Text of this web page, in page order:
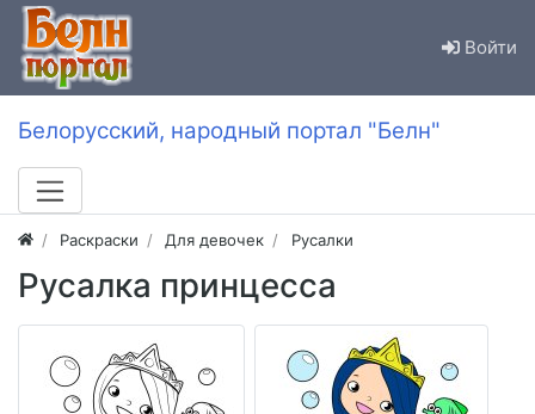
Войти
Белорусский, народный портал "Белн"
Раскраски Для девочек Русалки
Русалка принцесса